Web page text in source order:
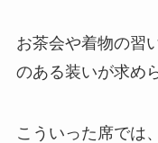
お茶会や着物の習
のある装いが求め
こういった席では